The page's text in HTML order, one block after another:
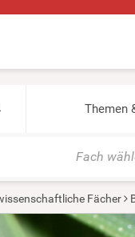
Themen
Fach
Fächer